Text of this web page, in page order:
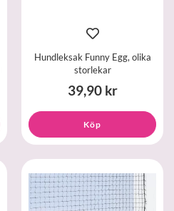
Hundleksak Funny Egg, olika
storlekar
39,90 kr
Köp